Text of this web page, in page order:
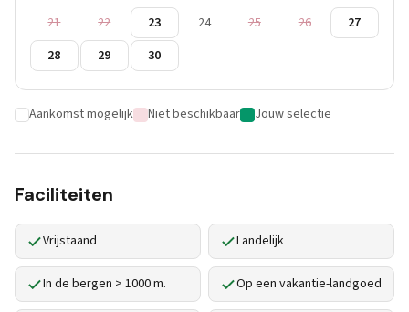
21
22 23 24 25 26
27
28
29 30
Aankomst mogelijk Niet beschikbaar Jouw selectie
Faciliteiten
Vrijstaand Landelijk
In de bergen > 1000 m. Op een vakantie-landgoed